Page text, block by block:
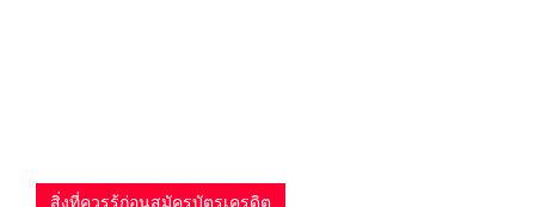
สิ่งที่ควรรู้ก่อนสมัครบัตรเครดิต